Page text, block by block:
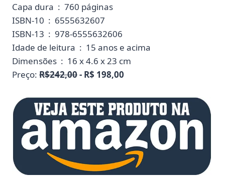
Capa dura ‏ : ‎ 760 páginas
ISBN-10 ‏ : ‎ 6555632607
ISBN-13 ‏ : ‎ 978-6555632606
Idade de leitura ‏ : ‎ 15 anos e acima
Dimensões ‏ : ‎ 16 x 4.6 x 23 cm
Preço: R$242,00- R$ 198,00